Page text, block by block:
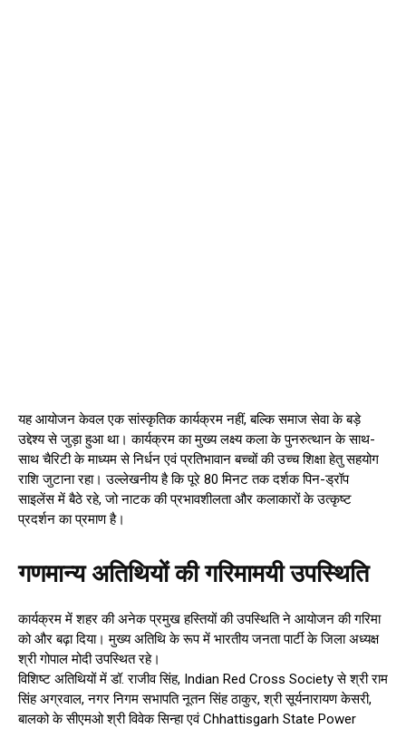
यह आयोजन केवल एक सांस्कृतिक कार्यक्रम नहीं, बल्कि समाज सेवा के बड़े
उद्देश्य से जुड़ा हुआ था। कार्यक्रम का मुख्य लक्ष्य कला के पुनरुत्थान के साथ-
साथ चैरिटी के माध्यम से निर्धन एवं प्रतिभावान बच्चों की उच्च शिक्षा हेतु सहयोग
राशि जुटाना रहा। उल्लेखनीय है कि पूरे 80 मिनट तक दर्शक पिन-ड्रॉप
साइलेंस में बैठे रहे, जो नाटक की प्रभावशीलता और कलाकारों के उत्कृष्ट
प्रदर्शन का प्रमाण है।
गणमान्य अतिथियों की गरिमामयी उपस्थिति
कार्यक्रम में शहर की अनेक प्रमुख हस्तियों की उपस्थिति ने आयोजन की गरिमा
को और बढ़ा दिया। मुख्य अतिथि के रूप में भारतीय जनता पार्टी के जिला अध्यक्ष
श्री गोपाल मोदी उपस्थित रहे।
विशिष्ट अतिथियों में डॉ. राजीव सिंह, Indian Red Cross Society से श्री राम
सिंह अग्रवाल, नगर निगम सभापति नूतन सिंह ठाकुर, श्री सूर्यनारायण केसरी,
बालको के सीएमओ श्री विवेक सिन्हा एवं Chhattisgarh State Power